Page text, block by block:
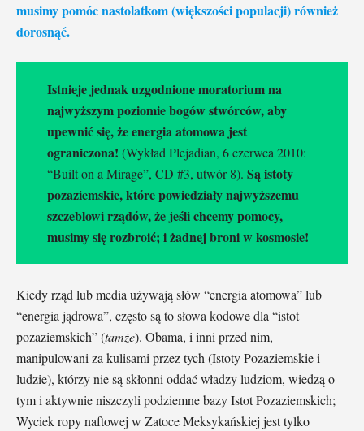
musimy pomóc nastolatkom (większości populacji) również
dorosnąć.
Istnieje jednak uzgodnione moratorium na
najwyższym poziomie bogów stwórców, aby
upewnić się, że energia atomowa jest
ograniczona! (Wykład Plejadian, 6 czerwca 2010:
“Built on a Mirage”, CD #3, utwór 8). Są istoty
pozaziemskie, które powiedziały najwyższemu
szczeblowi rządów, że jeśli chcemy pomocy,
musimy się rozbroić; i żadnej broni w kosmosie!
Kiedy rząd lub media używają słów “energia atomowa” lub
“energia jądrowa”, często są to słowa kodowe dla “istot
pozaziemskich” (tamże). Obama, i inni przed nim,
manipulowani za kulisami przez tych (Istoty Pozaziemskie i
ludzie), którzy nie są skłonni oddać władzy ludziom, wiedzą o
tym i aktywnie niszczyli podziemne bazy Istot Pozaziemskich;
Wyciek ropy naftowej w Zatoce Meksykańskiej jest tylko